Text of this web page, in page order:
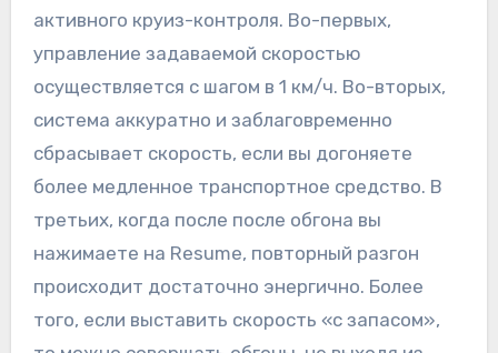
активного круиз-контроля. Во-первых,
управление задаваемой скоростью
осуществляется с шагом в 1 км/ч. Во-вторых,
система аккуратно и заблаговременно
сбрасывает скорость, если вы догоняете
более медленное транспортное средство. В
третьих, когда после после обгона вы
нажимаете на Resume, повторный разгон
происходит достаточно энергично. Более
того, если выставить скорость «с запасом»,